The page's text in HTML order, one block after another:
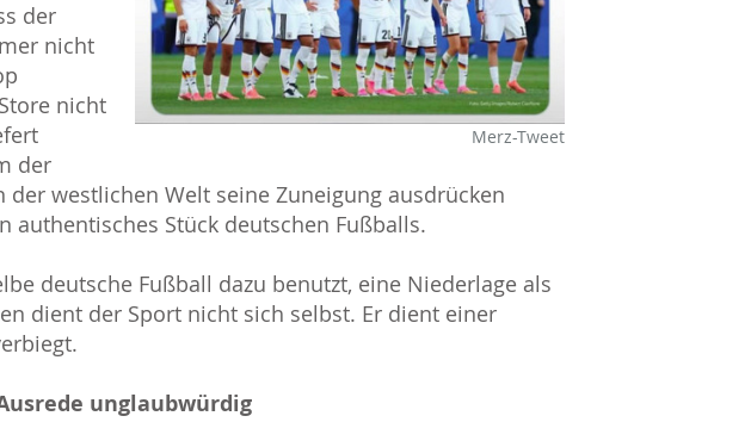
Merz-Tweet
der
nicht
nicht
der
westlichen Welt seine Zuneigung ausdrücken
Stück deutschen Fußballs.
deutsche Fußball dazu benutzt, eine Niederlage als
dient der Sport nicht sich selbst. Er dient einer
unglaubwürdig